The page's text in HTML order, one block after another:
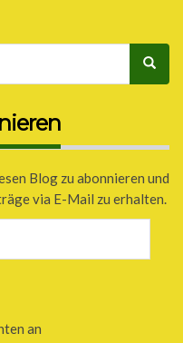
Blog zu abonnieren und
via E-Mail zu erhalten.
an